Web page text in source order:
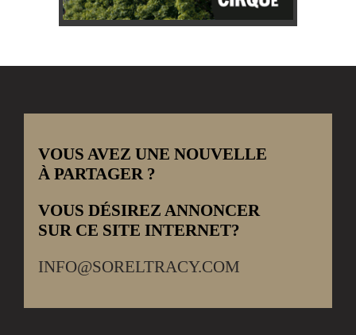
VOUS AVEZ UNE NOUVELLE
À PARTAGER ?
VOUS DÉSIREZ ANNONCER
SUR CE SITE INTERNET?
INFO@SORELTRACY.COM